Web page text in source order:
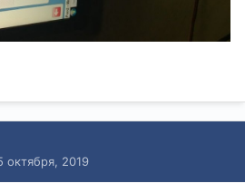
октября, 2019